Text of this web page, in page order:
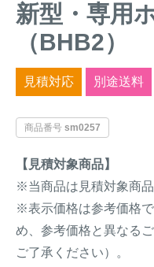
新型・専用
（BHB2）
見積対応 別途送料
商品番号 sm0257
【見積対象商品】
※当商品は見積対象商品
※表示価格は参考価格
め、参考価格と異なる
ご了承ください）。
金網柵
（ワイヤーメッシ
ュ柵等）
カ・サル等）
対象動
動物の種類か
イノシシ対策